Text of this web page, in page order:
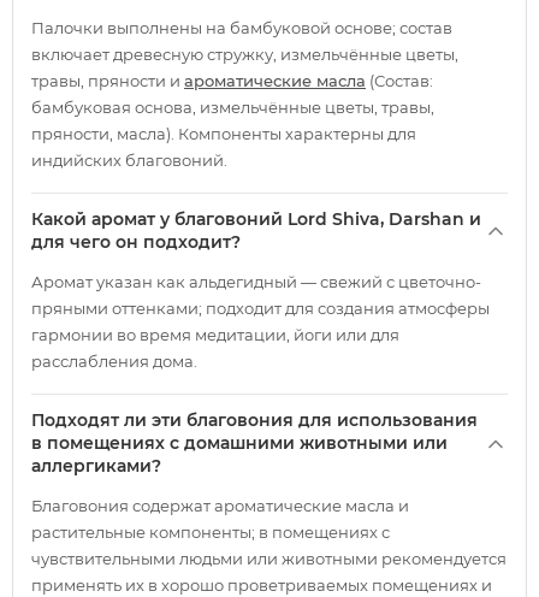
Палочки выполнены на бамбуковой основе; состав
включает древесную стружку, измельчённые цветы,
травы, пряности и ароматические масла (Состав:
бамбуковая основа, измельчённые цветы, травы,
пряности, масла). Компоненты характерны для
индийских благовоний.
Какой аромат у благовоний Lord Shiva, Darshan и
для чего он подходит?
Аромат указан как альдегидный — свежий с цветочно-
пряными оттенками; подходит для создания атмосферы
гармонии во время медитации, йоги или для
расслабления дома.
Подходят ли эти благовония для использования
в помещениях с домашними животными или
аллергиками?
Благовония содержат ароматические масла и
растительные компоненты; в помещениях с
чувствительными людьми или животными рекомендуется
применять их в хорошо проветриваемых помещениях и